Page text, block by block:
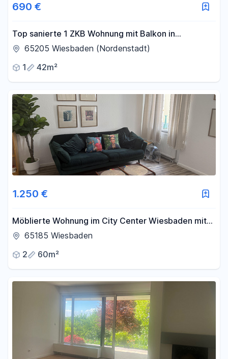
690 €
Top sanierte 1 ZKB Wohnung mit Balkon in
Wiesbaden - Nordenstadt
65205 Wiesbaden (Nordenstadt)
1
42m²
1.250 €
Möblierte Wohnung im City Center Wiesbaden mit
Hinterhof-Terrasse
65185 Wiesbaden
2
60m²